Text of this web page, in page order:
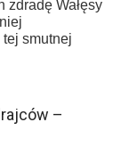
zdradę Wałęsy
smutnej
–